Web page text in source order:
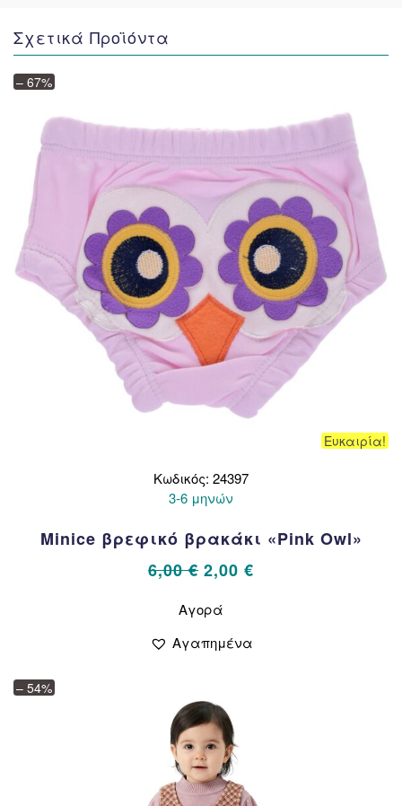
Σχετικά Προϊόντα
– 67%
Ευκαιρία!
Κωδικός: 24397
3-6 μηνών
Minice βρεφικό βρακάκι «Pink Owl»
6,00€ Original
was:
6,00 €.
2,00 €
Αγορά
έχει
Οι
επιλογές
μπορούν
να
επιλεγούν
Αγαπημένα
– 54%